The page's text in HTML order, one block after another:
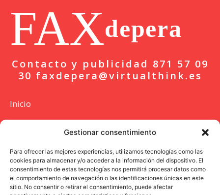
Gestionar consentimiento
Para ofrecer las mejores experiencias, utilizamos tecnologías como las
cookies para almacenar y/o acceder a la información del dispositivo. El
consentimiento de estas tecnologías nos permitirá procesar datos como
el comportamiento de navegación o las identificaciones únicas en este
sitio. No consentir o retirar el consentimiento, puede afectar
FAXdepera
Contacto y publicidad 871 57 09
30 faxdepera@virtualthink.es
Inicio
Actualidad
Colaboración
Entrevista